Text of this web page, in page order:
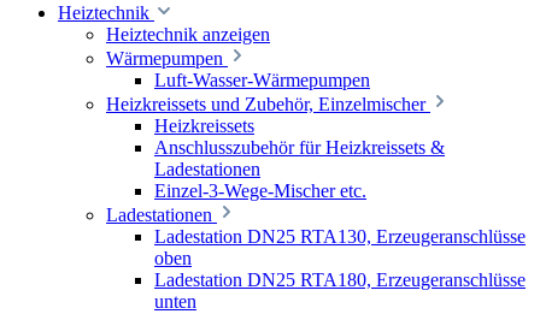
Heiztechnik
Heiztechnik anzeigen
Wärmepumpen
Luft-Wasser-Wärmepumpen
Heizkreissets und Zubehör, Einzelmischer
Heizkreissets
Anschlusszubehör für Heizkreissets &
Ladestationen
Einzel-3-Wege-Mischer etc.
Ladestationen
Ladestation DN25 RTA130, Erzeugeranschlüsse
oben
Ladestation DN25 RTA180, Erzeugeranschlüsse
unten